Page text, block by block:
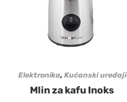
Elektronika, Kućanski uređaji
Mlin za kafu Inoks